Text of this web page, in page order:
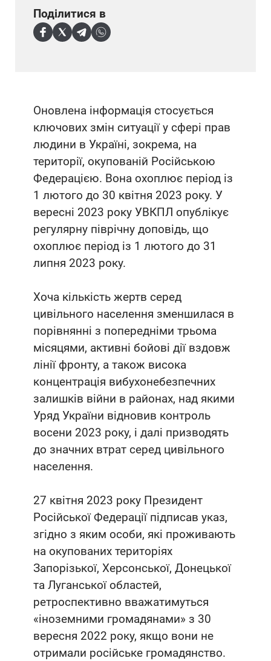
Оновлена інформація стосується
ключових змін ситуації у сфері прав
людини в Україні, зокрема, на
території, окупованій Російською
Федерацією. Вона охоплює період із
1 лютого до 30 квітня 2023 року. У
вересні 2023 року УВКПЛ опублікує
регулярну піврічну доповідь, що
охоплює період із 1 лютого до 31
липня 2023 року.
Хоча кількість жертв серед
цивільного населення зменшилася в
порівнянні з попередніми трьома
місяцями, активні бойові дії вздовж
лінії фронту, а також висока
концентрація вибухонебезпечних
залишків війни в районах, над якими
Уряд України відновив контроль
восени 2023 року, і далі призводять
до значних втрат серед цивільного
населення.
27 квітня 2023 року Президент
Російської Федерації підписав указ,
згідно з яким особи, які проживають
на окупованих територіях
Запорізької, Херсонської, Донецької
та Луганської областей,
ретроспективно вважатимуться
«іноземними громадянами» з 30
вересня 2022 року, якщо вони не
отримали російське громадянство.
Поділитися в